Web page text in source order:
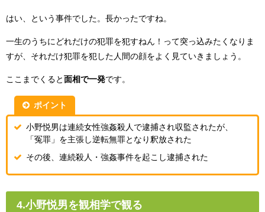
はい、という事件でした。長かったですね。
一生のうちにどれだけの犯罪を犯すねん！って突っ込みたくなりま
すが、それだけ犯罪を犯した人間の顔をよく見ていきましょう。
ここまでくると 面相で一発です。
ポイント
小野悦男は連続女性強姦殺人で逮捕され収監されたが、
「冤罪」を主張し逆転無罪となり釈放された
その後、連続殺人・強姦事件を起こし逮捕された
4.小野悦男を観相学で観る